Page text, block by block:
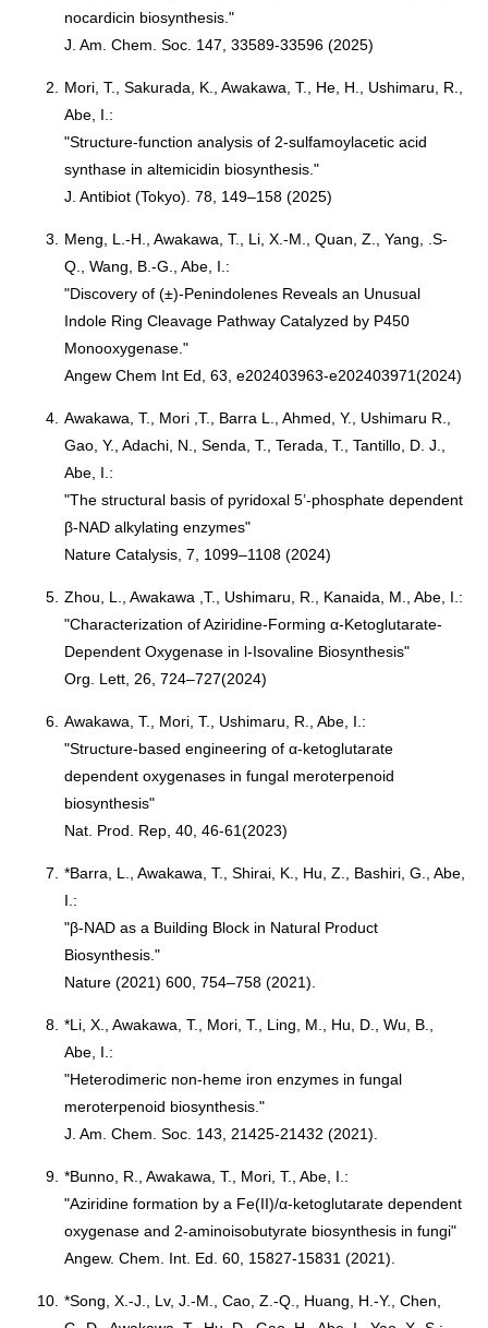
nocardicin biosynthesis."
J. Am. Chem. Soc. 147, 33589-33596 (2025)
2.
Mori, T., Sakurada, K., Awakawa, T., He, H., Ushimaru, R.,
Abe, I.:
"Structure-function analysis of 2-sulfamoylacetic acid
synthase in altemicidin biosynthesis."
J. Antibiot (Tokyo). 78, 149–158 (2025)
3.
Meng, L.-H., Awakawa, T., Li, X.-M., Quan, Z., Yang, .S-
Q., Wang, B.-G., Abe, I.:
"Discovery of (±)-Penindolenes Reveals an Unusual
Indole Ring Cleavage Pathway Catalyzed by P450
Monooxygenase."
Angew Chem Int Ed, 63, e202403963-e202403971(2024)
4. Awakawa, T., Mori ,T., Barra L., Ahmed, Y., Ushimaru R.,
Gao, Y., Adachi, N., Senda, T., Terada, T., Tantillo, D. J.,
Abe, I.:
"The structural basis of pyridoxal 5’-phosphate dependent
β-NAD alkylating enzymes"
Nature Catalysis, 7, 1099–1108 (2024)
5. Zhou, L., Awakawa ,T., Ushimaru, R., Kanaida, M., Abe, I.:
"Characterization of Aziridine-Forming α‑Ketoglutarate-
Dependent Oxygenase in l‑Isovaline Biosynthesis"
Org. Lett, 26, 724–727(2024)
6. Awakawa, T., Mori, T., Ushimaru, R., Abe, I.:
"Structure-based engineering of α-ketoglutarate
dependent oxygenases in fungal meroterpenoid
biosynthesis"
Nat. Prod. Rep, 40, 46-61(2023)
7.
*Barra, L., Awakawa, T., Shirai, K., Hu, Z., Bashiri, G., Abe,
I.:
"β-NAD as a Building Block in Natural Product
Biosynthesis."
Nature (2021) 600, 754–758 (2021).
8. *Li, X., Awakawa, T., Mori, T., Ling, M., Hu, D., Wu, B.,
Abe, I.:
"Heterodimeric non-heme iron enzymes in fungal
meroterpenoid biosynthesis."
J. Am. Chem. Soc. 143, 21425-21432 (2021).
9. *Bunno, R., Awakawa, T., Mori, T., Abe, I.:
"Aziridine formation by a Fe(II)/α-ketoglutarate dependent
oxygenase and 2-aminoisobutyrate biosynthesis in fungi"
Angew. Chem. Int. Ed. 60, 15827-15831 (2021).
10. *Song, X.-J., Lv, J.-M., Cao, Z.-Q., Huang, H.-Y., Chen,